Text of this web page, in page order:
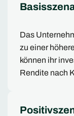
Das
zu einer
können ihr
Rendite nach